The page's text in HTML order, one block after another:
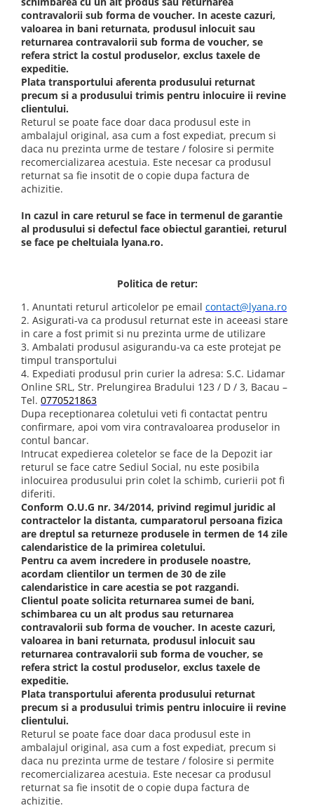
contravalorii sub forma de voucher. In aceste cazuri,
valoarea in bani returnata, produsul inlocuit sau
returnarea contravalorii sub forma de voucher, se
refera strict la costul produselor, exclus taxele de
expeditie.
Plata transportului aferenta produsului returnat
precum si a produsului trimis pentru inlocuire ii revine
clientului.
Returul se poate face doar daca produsul este in
ambalajul original, asa cum a fost expediat, precum si
daca nu prezinta urme de testare / folosire si permite
recomercializarea acestuia. Este necesar ca produsul
returnat sa fie insotit de o copie dupa factura de
achizitie.
In cazul in care returul se face in termenul de garantie
al produsului si defectul face obiectul garantiei, returul
se face pe cheltuiala lyana.ro.
Politica de retur:
1. Anuntati returul articolelor pe email contact@lyana.ro
2. Asigurati-va ca produsul returnat este in aceeasi stare
in care a fost primit si nu prezinta urme de utilizare
3. Ambalati produsul asigurandu-va ca este protejat pe
timpul transportului
4. Expediati produsul prin curier la adresa: S.C. Lidamar
Online SRL, Str. Prelungirea Bradului 123 / D / 3, Bacau –
Tel. 0770521863
Dupa receptionarea coletului veti fi contactat pentru
confirmare, apoi vom vira contravaloarea produselor in
contul bancar.
Intrucat expedierea coletelor se face de la Depozit iar
returul se face catre Sediul Social, nu este posibila
inlocuirea produsului prin colet la schimb, curierii pot fi
diferiti.
Conform O.U.G nr. 34/2014, privind regimul juridic al
contractelor la distanta, cumparatorul persoana fizica
are dreptul sa returneze produsele in termen de 14 zile
calendaristice de la primirea coletului.
Pentru ca avem incredere in produsele noastre,
acordam clientilor un termen de 30 de zile
calendaristice in care acestia se pot razgandi.
Clientul poate solicita returnarea sumei de bani,
schimbarea cu un alt produs sau returnarea
contravalorii sub forma de voucher. In aceste cazuri,
valoarea in bani returnata, produsul inlocuit sau
returnarea contravalorii sub forma de voucher, se
refera strict la costul produselor, exclus taxele de
expeditie.
Plata transportului aferenta produsului returnat
precum si a produsului trimis pentru inlocuire ii revine
clientului.
Returul se poate face doar daca produsul este in
ambalajul original, asa cum a fost expediat, precum si
daca nu prezinta urme de testare / folosire si permite
recomercializarea acestuia. Este necesar ca produsul
returnat sa fie insotit de o copie dupa factura de
achizitie.